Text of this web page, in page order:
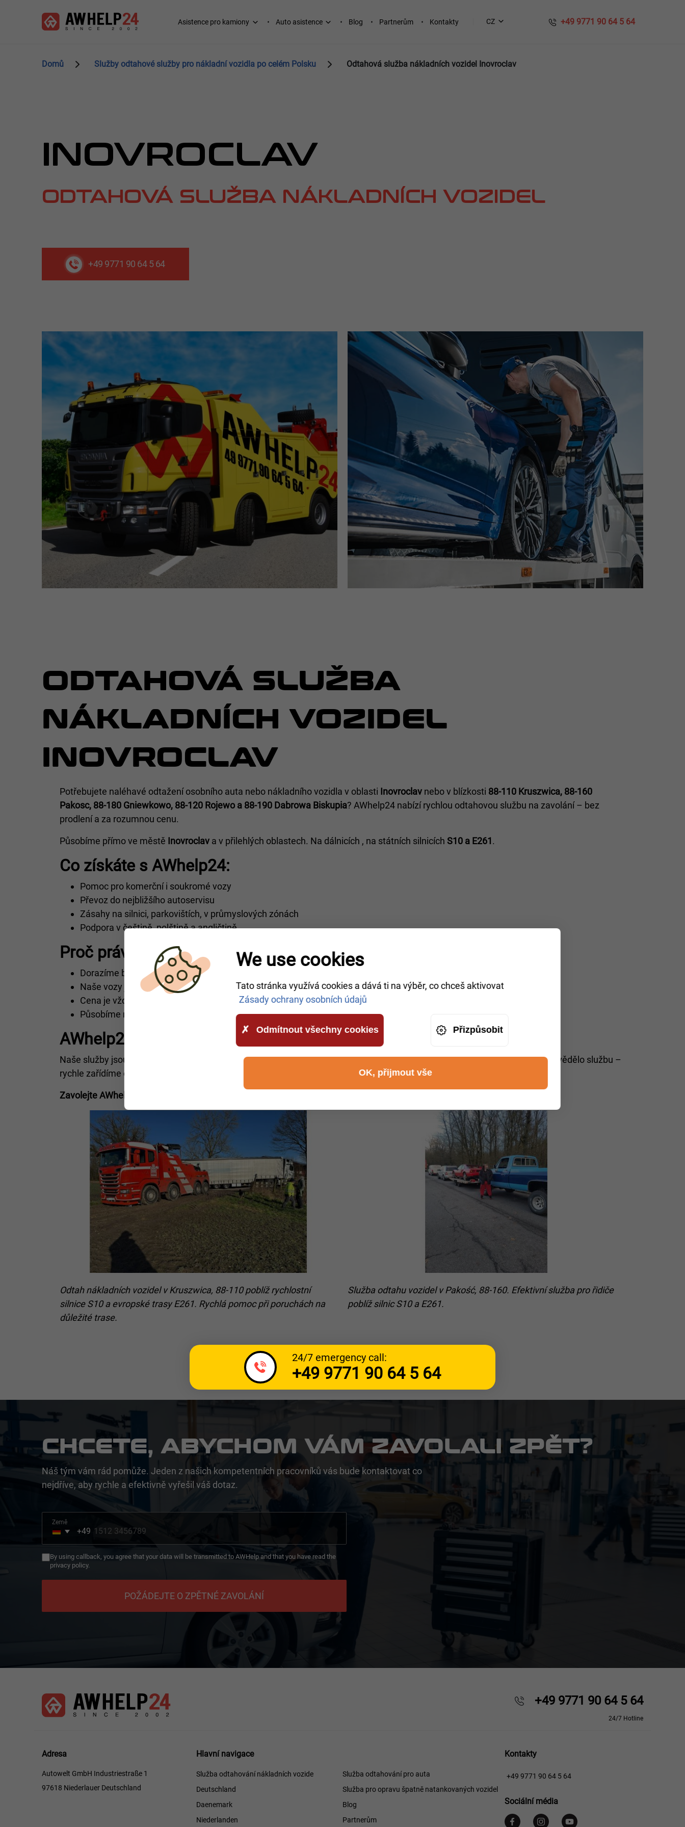
Main
Asistence pro kamiony Auto asistence Blog Partnerům Kontakty CZ ​​ +49 9771 90 64 5 64
Domů Služby odtahové služby pro nákladní vozidla po celém Polsku Odtahová služba nákladních vozidel Inovroclav
INOVROCLAV
ODTAHOVÁ SLUŽBA NÁKLADNÍCH VOZIDEL
+49 9771 90 64 5 64
ODTAHOVÁ SLUŽBA
NÁKLADNÍCH VOZIDEL
INOVROCLAV
Potřebujete naléhavé odtažení osobního auta nebo nákladního vozidla v oblasti Inovroclav nebo v blízkosti 88-110 Kruszwica, 88-160
Pakosc, 88-180 Gniewkowo, 88-120 Rojewo a 88-190 Dabrowa Biskupia? AWhelp24 nabízí rychlou odtahovou službu na zavolání – bez
prodlení a za rozumnou cenu.
Působíme přímo ve městě Inovroclav a v přilehlých oblastech. Na dálnicích , na státních silnicích S10 a E261.
Co získáte s AWhelp24:
Pomoc pro komerční i soukromé vozy
Převoz do nejbližšího autoservisu
Zásahy na silnici, parkovištích, v průmyslových zónách
Podpora v češtině, polštině a angličtině
Proč právě AWhelp24:
Dorazíme během krátké doby, bez ohledu na počasí
Naše vozy jsou vybaveny pro různé typy techniky
Cena je vždy dohodnuta předem – žádná nepříjemná překvapení
Působíme na dálnicích
, státních silnicíchS10 a E261a v obcích v oblasti88-100 Inovroclav
AWhelp24 – odtahová služba ve městě Inovroclav a po celém Polsku
Naše služby jsou určeny pro soukromé osoby, řidiče nákladních vozidel, dopravce a logistické firmy. Pokud vám vozidlo vypovědělo službu –
rychle zařídíme odtah a doporučíme nejbližší servis.
Zavolejte AWhelp24 – odtah dorazí do
Odtah nákladních vozidel v Kruszwica, 88-110 poblíž rychlostní
silnice S10 a evropské trasy E261. Rychlá pomoc při poruchách na
důležité trase.
Služba odtahu vozidel v Pakość, 88-160. Efektivní služba pro řidiče
poblíž silnic S10 a E261.
24/7 emergency call:
+49 9771 90 64 5 64
CHCETE, ABYCHOM VÁM ZAVOLALI ZPĚT?
Náš tým vám rád pomůže. Jeden z našich kompetentních pracovníků vás bude kontaktovat co
nejdříve, aby rychle a efektivně vyřešil váš dotaz.
Země
Germany
+49
+49
By using callback, you agree that your data will be transmitted to AWHelp and that you have read the
privacy policy.
POŽÁDEJTE O ZPĚTNÉ ZAVOLÁNÍ
+49 9771 90 64 5 64
24/7 Hotline
Adresa
Autowelt GmbH Industriestraße 1
97618 Niederlauer Deutschland
Hlavní
Hlavní navigace
Služba odtahování nákladních vozide
Deutschland
Daenemark
Niederlanden
Služba odtahování pro auta
Služba pro opravu špatně natankovaných vozidel
Blog
Partnerům
Kontakty
+49 9771 90 64 5 64
Sociální média
We use cookies
Tato stránka využívá cookies a dává ti na výběr, co chceš aktivovat
Zásady ochrany osobních údajů
Odmítnout všechny cookies Přizpůsobit
OK, přijmout vše